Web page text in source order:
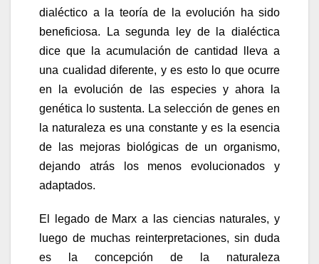
dialéctico a la teoría de la evolución ha sido
beneficiosa. La segunda ley de la dialéctica
dice que la acumulación de cantidad lleva a
una cualidad diferente, y es esto lo que ocurre
en la evolución de las especies y ahora la
genética lo sustenta. La selección de genes en
la naturaleza es una constante y es la esencia
de las mejoras biológicas de un organismo,
dejando atrás los menos evolucionados y
adaptados.
El legado de Marx a las ciencias naturales, y
luego de muchas reinterpretaciones, sin duda
es la concepción de la naturaleza